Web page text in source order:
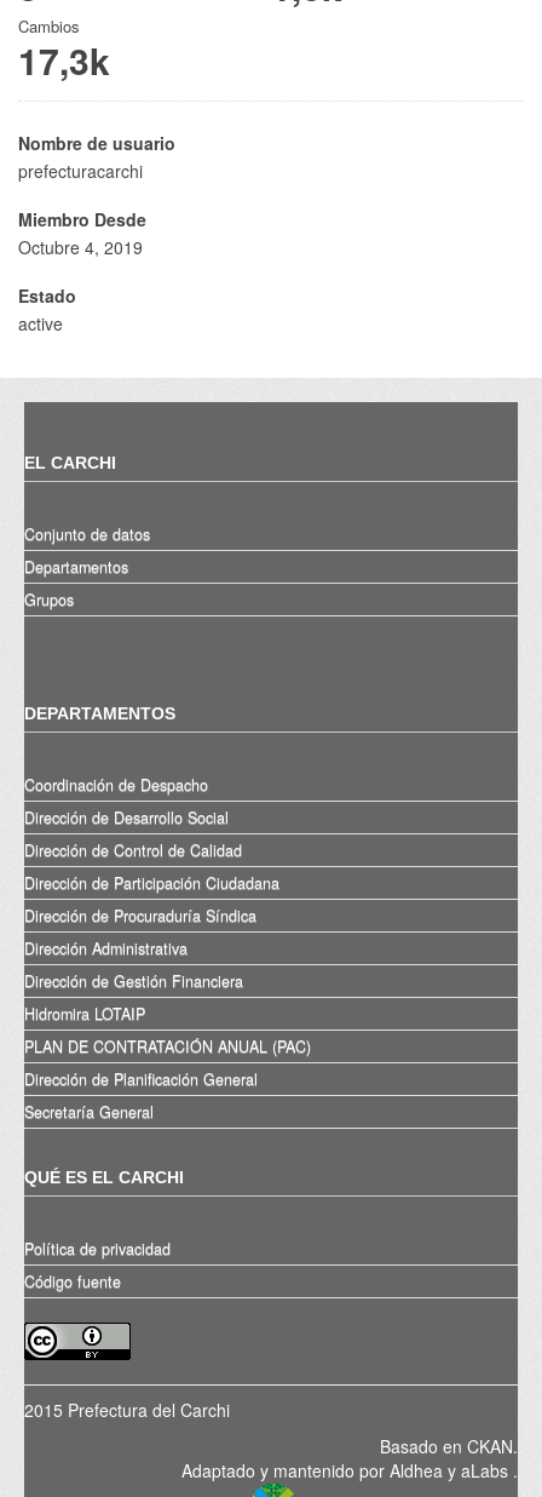
Cambios
17,3k
Nombre de usuario
prefecturacarchi
Miembro Desde
Octubre 4, 2019
Estado
active
EL CARCHI
Conjunto de datos
Departamentos
Grupos
DEPARTAMENTOS
Coordinación de Despacho
Dirección de Desarrollo Social
Dirección de Control de Calidad
Dirección de Participación Ciudadana
Dirección de Procuraduría Síndica
Dirección Administrativa
Dirección de Gestión Financiera
Hidromira LOTAIP
PLAN DE CONTRATACIÓN ANUAL (PAC)
Dirección de Planificación General
Secretaría General
QUÉ ES EL CARCHI
Política de privacidad
Código fuente
2015 Prefectura del Carchi
Basado en CKAN.
Adaptado y mantenido por Aldhea y aLabs .